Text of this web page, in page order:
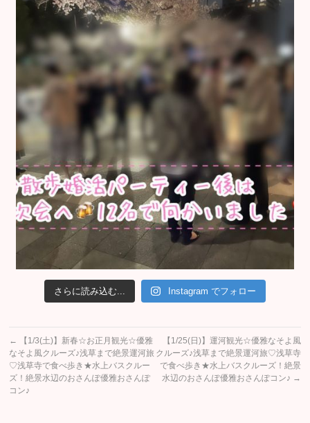
さらに読み込む... Instagram でフォロー
←
【1/3(土)】新春☆お正月観光☆優雅
なそよ風クルーズ♪浅草まで絶景運河旅
♡浅草寺で食べ歩き★水上バスクルー
ズ！絶景水辺のおさんぽ優雅おさんぽ
コン♪
【1/25(日)】運河観光☆優雅なそよ風
クルーズ♪浅草まで絶景運河旅♡浅草寺
で食べ歩き★水上バスクルーズ！絶景
水辺のおさんぽ優雅おさんぽコン♪ →